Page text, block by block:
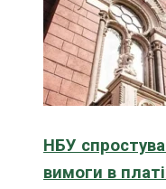
НБУ
вимоги в